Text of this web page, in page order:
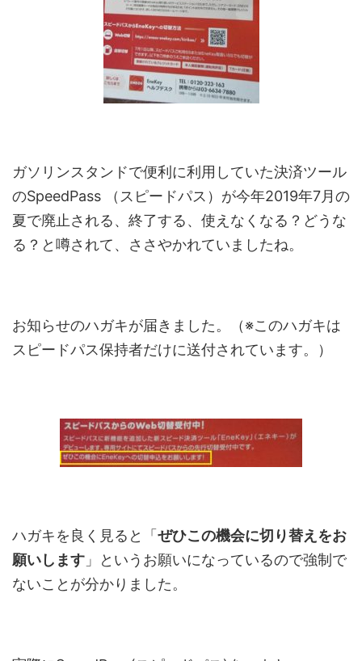
ガソリンスタンドで便利に利用していた決済ツール
のSpeedPass （スピードパス）が今年2019年7月の
夏で廃止される、終了する、使えなくなる？どうな
る？と噂されて、ささやかれていましたね。
お知らせのハガキが届きました。（※このハガキは
スピードパス保持者だけに送付されています。）
ハガキを良く見ると「 ぜひこの機会に切り替えをお
願いします 」というお願いになっているので強制で
ないことが分かりました。